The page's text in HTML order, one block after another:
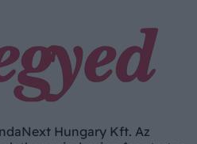
Hungary Kft. Az